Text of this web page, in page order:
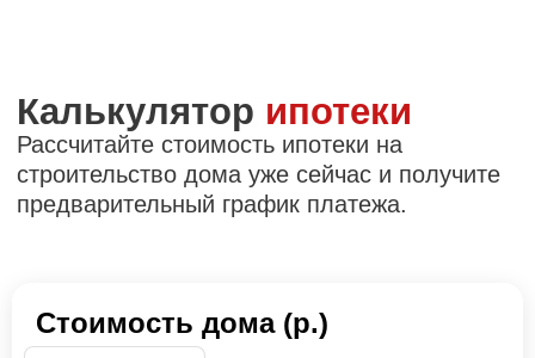
Стоимость дома (р.)